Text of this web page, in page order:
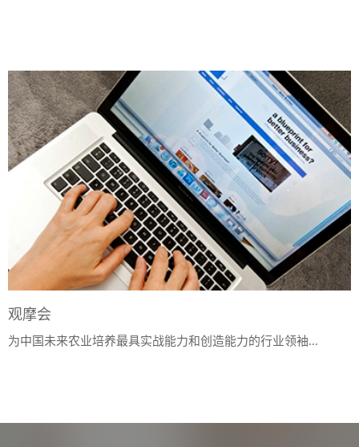
观摩会
为中国未来农业培养最具实战能力和创造能力的行业领袖...